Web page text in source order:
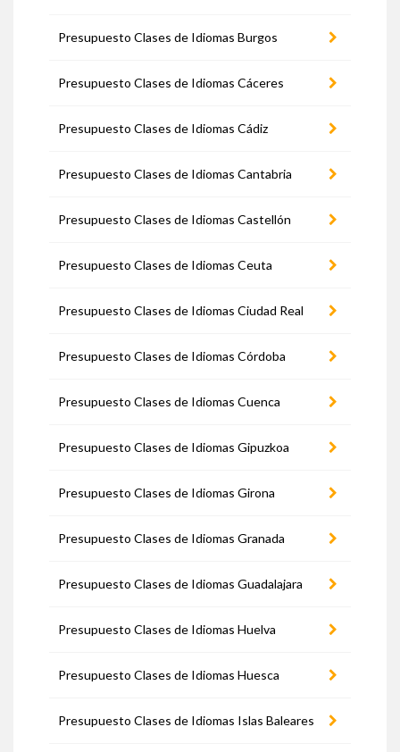
Presupuesto Clases de Idiomas Burgos
Presupuesto Clases de Idiomas Cáceres
Presupuesto Clases de Idiomas Cádiz
Presupuesto Clases de Idiomas Cantabria
Presupuesto Clases de Idiomas Castellón
Presupuesto Clases de Idiomas Ceuta
Presupuesto Clases de Idiomas Ciudad Real
Presupuesto Clases de Idiomas Córdoba
Presupuesto Clases de Idiomas Cuenca
Presupuesto Clases de Idiomas Gipuzkoa
Presupuesto Clases de Idiomas Girona
Presupuesto Clases de Idiomas Granada
Presupuesto Clases de Idiomas Guadalajara
Presupuesto Clases de Idiomas Huelva
Presupuesto Clases de Idiomas Huesca
Presupuesto Clases de Idiomas Islas Baleares